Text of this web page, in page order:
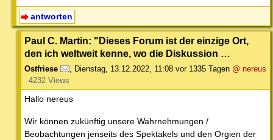
antworten
Paul C. Martin: "Dieses Forum ist der einzige Ort,
den ich weltweit kenne, wo die Diskussion …
Ostfriese , Dienstag, 13.12.2022, 11:08 vor 1335 Tagen @ nereus
4232 Views
Hallo nereus
Wir können zukünftig unsere Wahrnehmungen /
Beobachtungen jenseits des Spektakels und den Orgien der